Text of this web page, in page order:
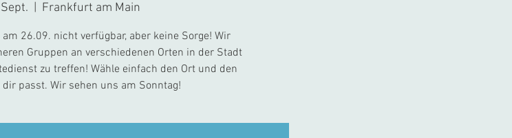
Frankfurt am Main
26.09. nicht verfügbar, aber keine Sorge! Wir
Gruppen an verschiedenen Orten in der Stadt
zu treffen! Wähle einfach den Ort und den
dir passt. Wir sehen uns am Sonntag!